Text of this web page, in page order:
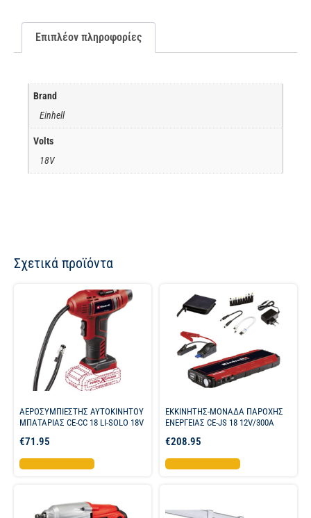
Επιπλέον πληροφορίες
Brand
Einhell
Volts
18V
Σχετικά προϊόντα
ΑΕΡΟΣΥΜΠΙΕΣΤΗΣ ΑΥΤΟΚΙΝΗΤΟΥ
ΜΠΑΤΑΡΙΑΣ CE-CC 18 LI-SOLO 18V
€71.95
Προσθήκη στο καλάθι
ΕΚΚΙΝΗΤΗΣ-ΜΟΝΑΔΑ ΠΑΡΟΧΗΣ
ΕΝΕΡΓΕΙΑΣ CE-JS 18 12V/300A
€208.95
Προσθήκη στο καλάθι